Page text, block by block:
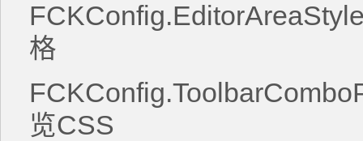
格
览CSS